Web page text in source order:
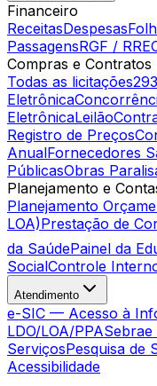
Financeiro
ReceitasDespesas
PassagensRGF /
Compras e Contratos
Todas as licitações293
Eletrônica
EletrônicaLeilão
Registro de Preços
AnualFornecedores
PúblicasObras
Planejamento e
Planejamento
LOA)Prestação de
da SaúdePainel da
SocialControle
Atendimento
e-SIC — Acesso à
LDO/LOA/PPASebrae
ServiçosPesquisa de
Acessibilidade